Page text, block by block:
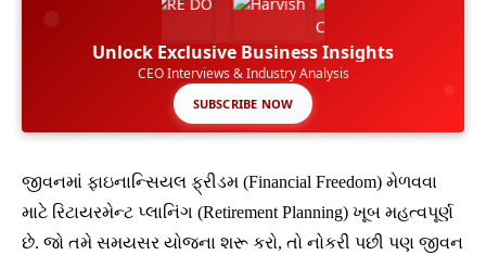
Unlock Exclusive Business Insights
CEO Interviews & Industry Analysis
SUBSCRIBE NOW
જીવનમાં ફાઇનાન્સિયલ ફ્રીડમ (Financial Freedom) મેળવવા
માટે રિટાયરમેન્ટ પ્લાનિંગ (Retirement Planning) ખૂબ મહત્વપૂર્ણ
છે. જો તમે સમયસર યોજના શરૂ કરો, તો નોકરી પછી પણ જીવન